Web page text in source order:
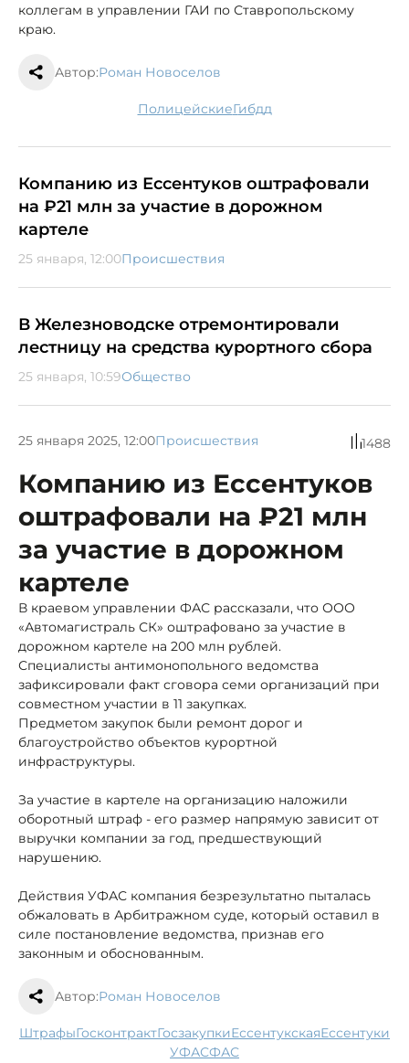
коллегам в управлении ГАИ по Ставропольскому
краю.
Автор:Роман Новоселов
полицейские гибдд
Компанию из Ессентуков оштрафовали
на ₽21 млн за участие в дорожном
картеле
25 января, 12:00Происшествия
В Железноводске отремонтировали
лестницу на средства курортного сбора
25 января, 10:59Общество
25 января 2025, 12:00Происшествия 1488
Компанию из Ессентуков
оштрафовали на ₽21 млн
за участие в дорожном
картеле
В краевом управлении ФАС рассказали, что ООО
«Автомагистраль СК» оштрафовано за участие в
дорожном картеле на 200 млн рублей.
Специалисты антимонопольного ведомства
зафиксировали факт сговора семи организаций при
совместном участии в 11 закупках.
Предметом закупок были ремонт дорог и
благоустройство объектов курортной
инфраструктуры.
За участие в картеле на организацию наложили
оборотный штраф - его размер напрямую зависит от
выручки компании за год, предшествующий
нарушению.
Действия УФАС компания безрезультатно пыталась
обжаловать в Арбитражном суде, который оставил в
силе постановление ведомства, признав его
законным и обоснованным.
Автор:Роман Новоселов
штрафы госконтракт госзакупки Ессентукская Ессентуки
УФАС
ФАС